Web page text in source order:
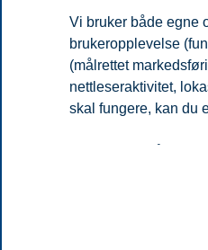
Vi bruker både egne
brukeropplevelse
(målrettet
nettleseraktivitet,
skal fungere, kan du
for
ved å klikke på